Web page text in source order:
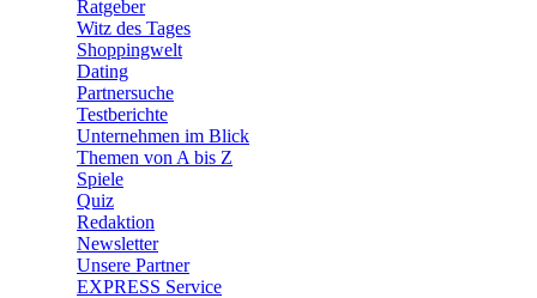
Ratgeber
Witz des Tages
Shoppingwelt
Dating
Partnersuche
Testberichte
Unternehmen im Blick
Themen von A bis Z
Spiele
Quiz
Redaktion
Newsletter
Unsere Partner
EXPRESS Service